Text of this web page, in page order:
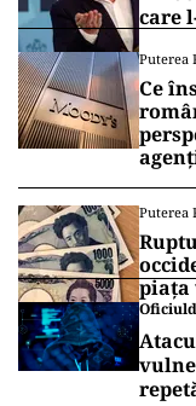
care
Puterea
Ce
Puterea
piața